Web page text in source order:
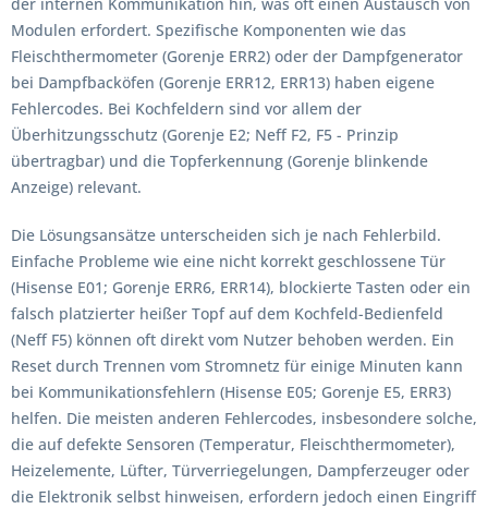
Modulen erfordert. Spezifische Komponenten wie das
Fleischthermometer (Gorenje ERR2) oder der Dampfgenerator
bei Dampfbacköfen (Gorenje ERR12, ERR13) haben eigene
Fehlercodes. Bei Kochfeldern sind vor allem der
Überhitzungsschutz (Gorenje E2; Neff F2, F5 - Prinzip
übertragbar) und die Topferkennung (Gorenje blinkende
Anzeige) relevant.
Die Lösungsansätze unterscheiden sich je nach Fehlerbild.
Einfache Probleme wie eine nicht korrekt geschlossene Tür
(Hisense E01; Gorenje ERR6, ERR14), blockierte Tasten oder ein
falsch platzierter heißer Topf auf dem Kochfeld-Bedienfeld
(Neff F5) können oft direkt vom Nutzer behoben werden. Ein
Reset durch Trennen vom Stromnetz für einige Minuten kann
bei Kommunikationsfehlern (Hisense E05; Gorenje E5, ERR3)
helfen. Die meisten anderen Fehlercodes, insbesondere solche,
die auf defekte Sensoren (Temperatur, Fleischthermometer),
Heizelemente, Lüfter, Türverriegelungen, Dampferzeuger oder
die Elektronik selbst hinweisen, erfordern jedoch einen Eingriff